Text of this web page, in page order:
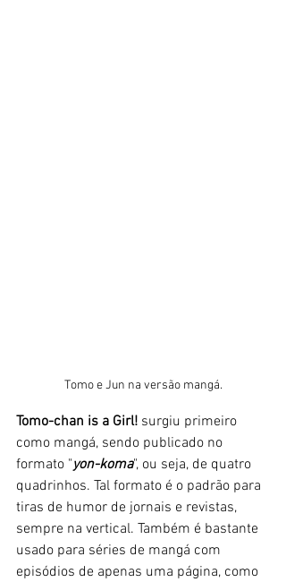
Tomo e Jun na versão mangá.
Tomo-chan is a Girl! surgiu primeiro
como mangá, sendo publicado no
formato "yon-koma", ou seja, de quatro
quadrinhos. Tal formato é o padrão para
tiras de humor de jornais e revistas,
sempre na vertical. Também é bastante
usado para séries de mangá com
episódios de apenas uma página, como